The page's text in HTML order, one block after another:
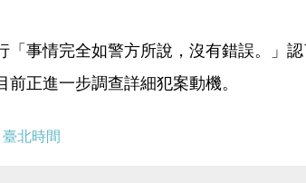
「事情完全如警方所說，沒有錯誤。」
正進一步調查詳細犯案動機。
北時間